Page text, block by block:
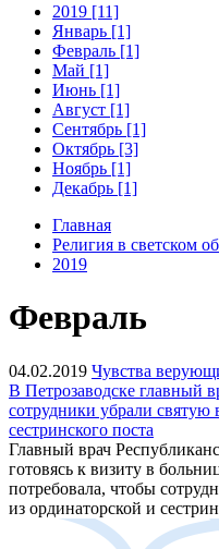
2019 [11]
Январь [1]
Февраль [1]
Май [1]
Июнь [1]
Август [1]
Сентябрь [1]
Октябрь [3]
Ноябрь [1]
Декабрь [1]
Главная
Религия в светском
2019
Февраль
04.02.2019 Чувства
В Петрозаводске главный
сотрудники убрали святую
сестринского поста
Главный врач
готовясь к визиту в
потребовала, чтобы
из ординаторской и